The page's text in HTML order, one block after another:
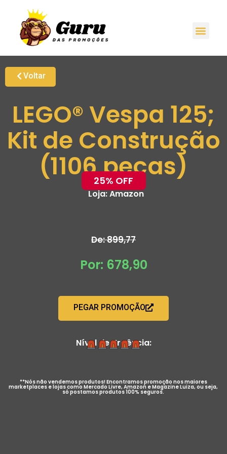
Voltar
LEGO® Vespa 125;
Kit de Construção
(1106 peças)
25% OFF
Loja:Amazon
De: 899,77
Por: 678,90
PEGAR PROMOÇÃO
Nível de Urgência:
**Nós não vendemos produtos! Encontramos promoção nos maiores
marketplaces e lojas como Mercado Livre, Amazon e Magazine Luiza, ou seja,
só postamos produtos 100% seguros.